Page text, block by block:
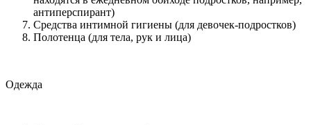
антиперспирант)
Средства интимной гигиены (для девочек-подростков)
Полотенца (для тела, рук и лица)
Одежда